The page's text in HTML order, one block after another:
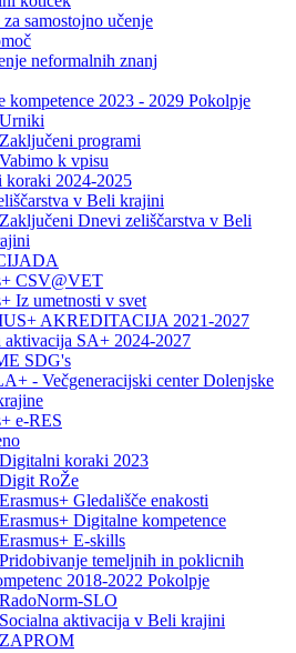
za samostojno učenje
neformalnih znanj
kompetence 2023 - 2029 Pokolpje
programi
k vpisu
koraki 2024-2025
v Beli krajini
Dnevi zeliščarstva v Beli
CSV@VET
Iz umetnosti v svet
AKREDITACIJA 2021-2027
aktivacija SA+ 2024-2027
SDG's
- Večgeneracijski center Dolenjske
e-RES
koraki 2023
RoŽe
Gledališče enakosti
Digitalne kompetence
E-skills
temeljnih in poklicnih
2018-2022 Pokolpje
SLO
aktivacija v Beli krajini